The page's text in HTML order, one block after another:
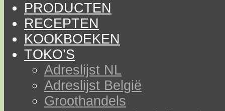
PRODUCTEN
RECEPTEN
KOOKBOEKEN
TOKO’S
Adreslijst NL
Adreslijst België
Groothandels